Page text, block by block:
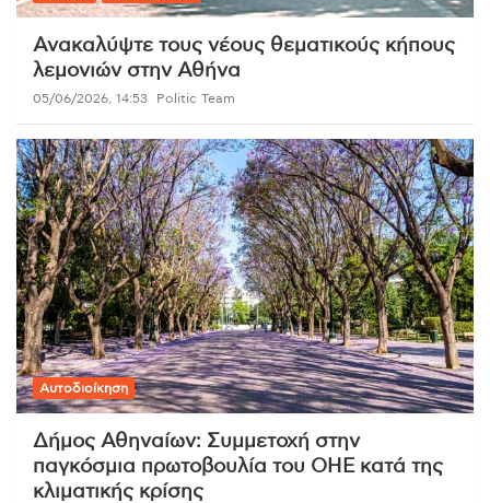
Ανακαλύψτε τους νέους θεματικούς κήπους
λεμονιών στην Αθήνα
05/06/2026, 14:53 Politic Team
Αυτοδιοίκηση
Δήμος Αθηναίων: Συμμετοχή στην
παγκόσμια πρωτοβουλία του ΟΗΕ κατά της
κλιματικής κρίσης